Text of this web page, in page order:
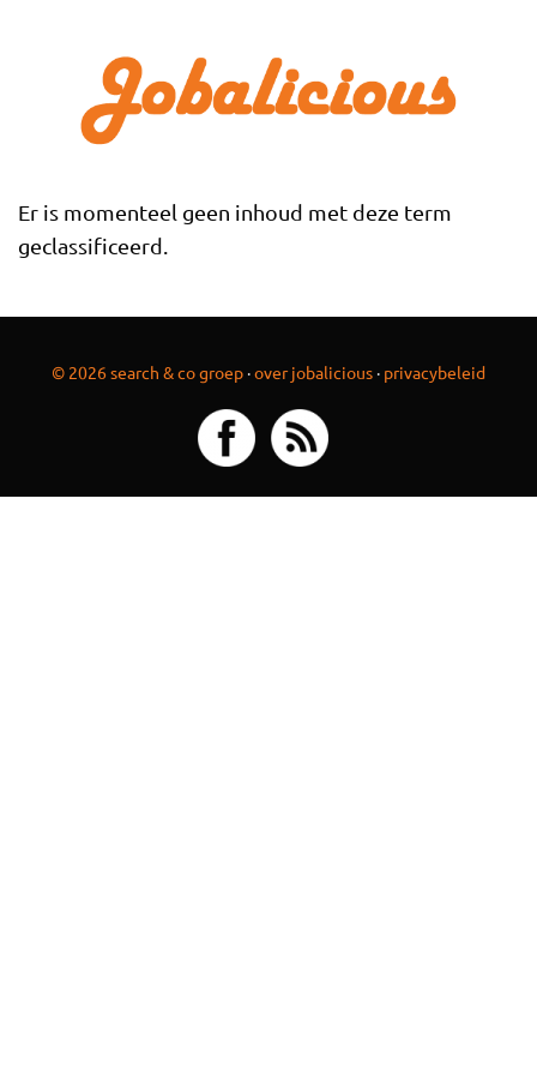
Er is momenteel geen inhoud met deze term
geclassificeerd.
© 2026 search & co groep ·over jobalicious · privacybeleid